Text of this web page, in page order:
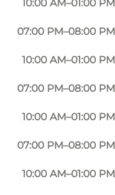
10:00 AM–01:00 PM
07:00 PM–08:00 PM
10:00 AM–01:00 PM
07:00 PM–08:00 PM
10:00 AM–01:00 PM
07:00 PM–08:00 PM
10:00 AM–01:00 PM
Foto: